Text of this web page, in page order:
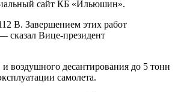
сайт КБ «Ильюшин».
В. Завершением этих работ
сказал Вице-президент
воздушного десантирования до 5 тонн
самолета.